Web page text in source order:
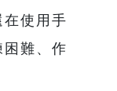
使用手
難、作